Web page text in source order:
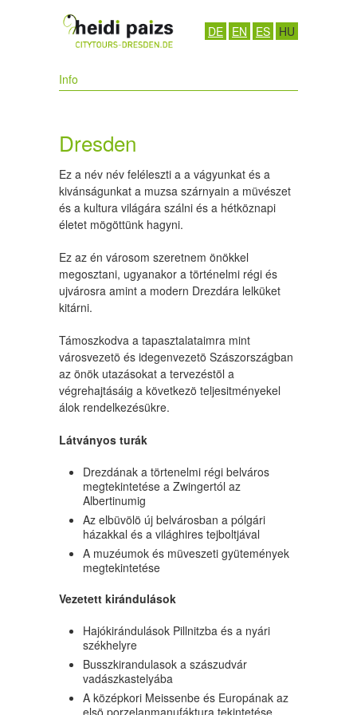
DE EN ES HU
Info
Dresden
Ez a név név feléleszti a a vágyunkat és a
kivánságunkat a muzsa szárnyain a müvészet
és a kultura világára szálni és a hétköznapi
életet mögöttünk hagyni.
Ez az én városom szeretnem önökkel
megosztani, ugyanakor a történelmi régi és
ujvárosra amint a modern Drezdára lelküket
kitárni.
Támoszkodva a tapasztalataimra mint
városvezetö és idegenvezetö Szászországban
az önök utazásokat a tervezéstöl a
végrehajtásáig a következö teljesitményekel
álok rendelkezésükre.
Látványos turák
Drezdának a törtenelmi régi belváros
megtekintetése a Zwingertól az
Albertinumig
Az elbüvölö új belvárosban a pólgári
házakkal és a világhires tejboltjával
A muzéumok és müveszeti gyütemények
megtekintetése
Vezetett kirándulások
Hajókirándulások Pillnitzba és a nyári
székhelyre
Busszkirandulasok a szászudvár
vadászkastelyába
A középkori Meissenbe és Europának az